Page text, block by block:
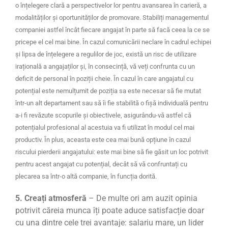
o înțelegere clară a perspectivelor lor pentru avansarea în carieră, a
modalităților și oportunităților de promovare. Stabiliți managementul
companiei astfel încât fiecare angajat în parte să facă ceea la ce se
pricepe el cel mai bine. În cazul comunicării neclare în cadrul echipei
și lipsa de înțelegere a regulilor de joc, există un risc de utilizare
irațională a angajaților și, în consecință, vă veți confrunta cu un
deficit de personal în poziții cheie. În cazul în care angajatul cu
potențial este nemulțumit de poziția sa este necesar să fie mutat
într-un alt departament sau să îi fie stabilită o fișă individuală pentru
a-i fi revăzute scopurile și obiectivele, asigurându-vă astfel că
potențialul profesional al acestuia va fi utilizat în modul cel mai
productiv. În plus, aceasta este cea mai bună opțiune în cazul
riscului pierderii angajatului: este mai bine să fie găsit un loc potrivit
pentru acest angajat cu potențial, decât să vă confruntați cu
plecarea sa într-o altă companie, în funcția dorită.
5. Creați atmosferă – De multe ori am auzit opinia
potrivit căreia munca îți poate aduce satisfacție doar
cu una dintre cele trei avantaje: salariu mare, un lider